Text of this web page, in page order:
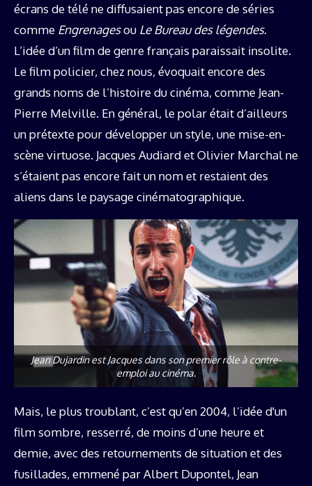
écrans de télé ne diffusaient pas encore de séries
comme Engrenagesou Le Bureau des légendes.
L’idée d’un film de genre français paraissait insolite.
Le film policier, chez nous, évoquait encore des
grands noms de l’histoire du cinéma, comme Jean-
Pierre Melville. En général, le polar était d’ailleurs
un prétexte pour développer un style, une mise-en-
scène virtuose. Jacques Audiard et Olivier Marchal ne
s’étaient pas encore fait un nom et restaient des
aliens dans le paysage cinématographique.
Jean Dujardin est Jacques dans son premier rôle à contre-
emploi au cinéma.
Mais, le plus troublant, c’est qu’en 2004, l’idée d'un
film sombre, resserré, de moins d’une heure et
demie, avec des retournements de situation et des
fusillades, emmené par Albert Dupontel, Jean